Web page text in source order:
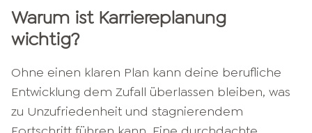
Warum ist Karriereplanung
wichtig?
Ohne einen klaren Plan kann deine berufliche
Entwicklung dem Zufall überlassen bleiben, was
zu Unzufriedenheit und stagnierendem